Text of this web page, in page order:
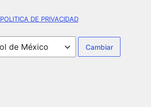
POLITICA DE PRIVACIDAD